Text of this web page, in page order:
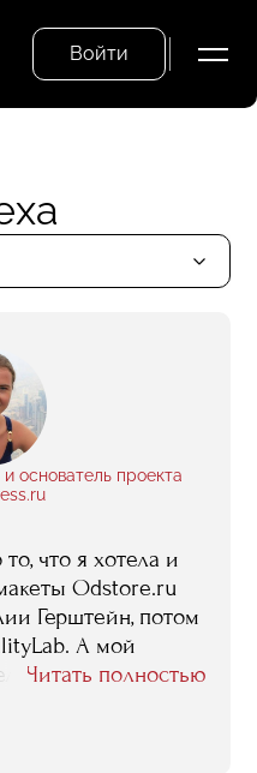
Войти
основатель проекта
что я хотела и
Odstore.ru
Герштейн, потом
А мой
Николай
Читать полностью